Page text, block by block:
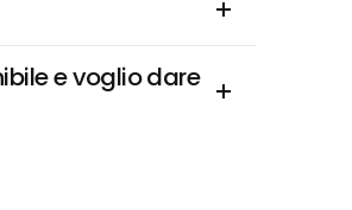
e voglio dare